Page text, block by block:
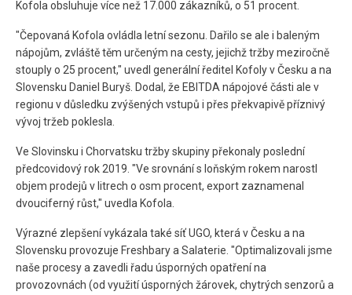
Kofola obsluhuje více než 17.000 zákazníků, o 51 procent.
"Čepovaná Kofola ovládla letní sezonu. Dařilo se ale i baleným
nápojům, zvláště těm určeným na cesty, jejichž tržby meziročně
stouply o 25 procent," uvedl generální ředitel Kofoly v Česku a na
Slovensku Daniel Buryš. Dodal, že EBITDA nápojové části ale v
regionu v důsledku zvýšených vstupů i přes překvapivě příznivý
vývoj tržeb poklesla.
Ve Slovinsku i Chorvatsku tržby skupiny překonaly poslední
předcovidový rok 2019. "Ve srovnání s loňským rokem narostl
objem prodejů v litrech o osm procent, export zaznamenal
dvouciferný růst," uvedla Kofola.
Výrazné zlepšení vykázala také síť UGO, která v Česku a na
Slovensku provozuje Freshbary a Salaterie. "Optimalizovali jsme
naše procesy a zavedli řadu úsporných opatření na
provozovnách (od využití úsporných žárovek, chytrých senzorů a